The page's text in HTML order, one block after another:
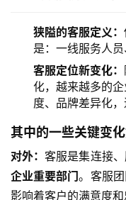
狭隘的客服定义：
是：一线服务人员
客服定位新变化：
化，越来越多的
度、品牌差异化
其中的一些关键变化
对外：客服是集连接
企业重要部门。客服
影响着客户的满意度和